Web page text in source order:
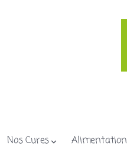
Nos Cures Alimentation